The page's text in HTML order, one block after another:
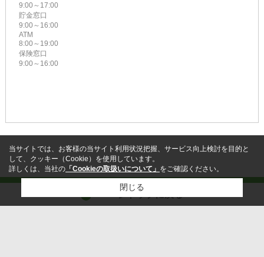
9:00～17:00
貯金窓口
9:00～16:00
ATM
8:00～19:00
保険窓口
9:00～16:00
ページトップに戻る
当サイトでは、お客様の当サイト利用状況把握、サービス向上検討を目的と
して、クッキー（Cookie）を使用しています。
詳しくは、当社の 「Cookieの取扱いについて」 をご確認ください。
閉じる